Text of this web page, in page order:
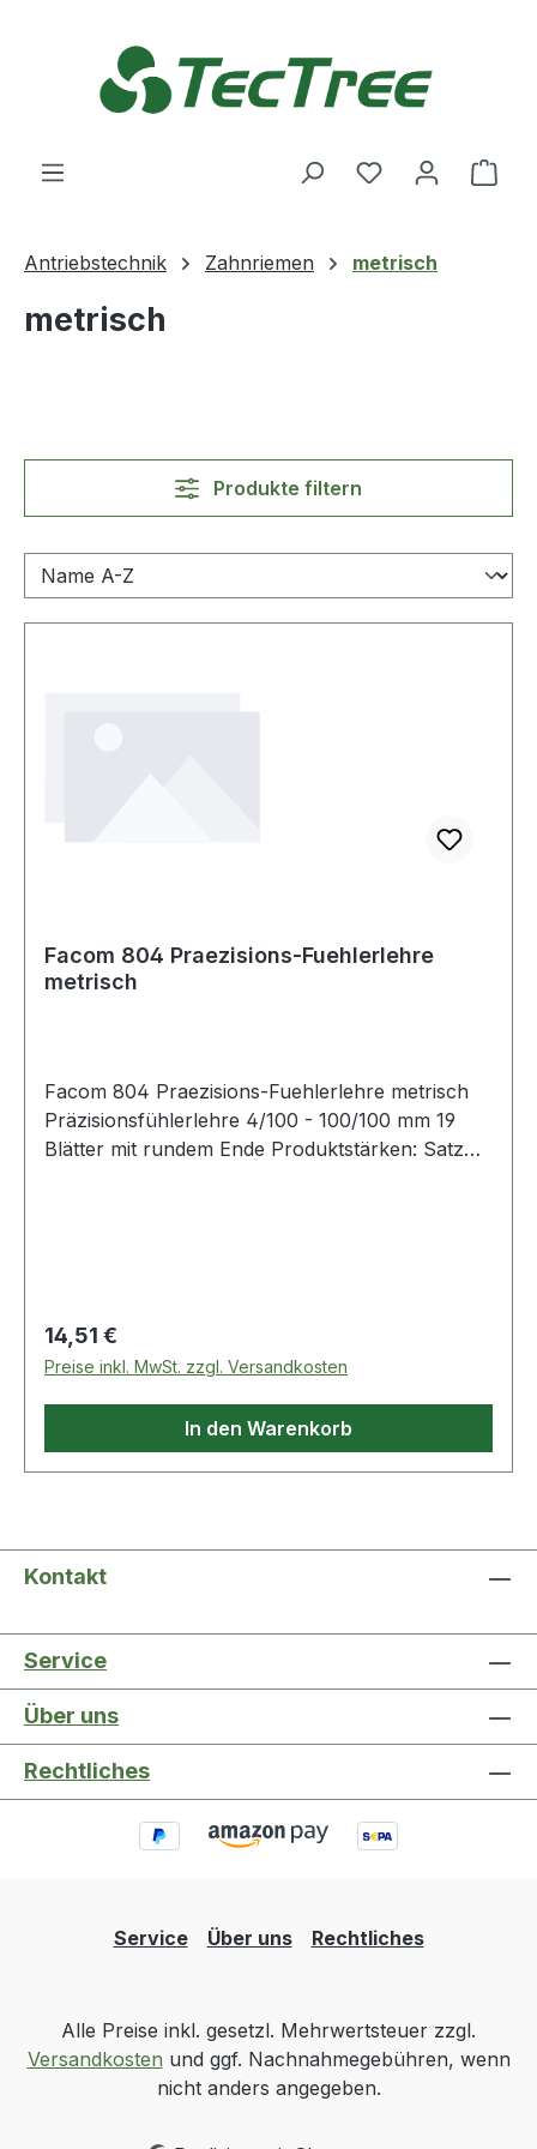
Du hast 0
Antriebstechnik Zahnriemen metrisch
metrisch
Produkte filtern
Facom 804 Praezisions-Fuehlerlehre
metrisch
Facom 804 Praezisions-Fuehlerlehre metrisch
Präzisionsfühlerlehre 4/100 - 100/100 mm 19
Blätter mit rundem Ende Produktstärken: Satz
Regulärer Preis:
14,51 €
Preise inkl. MwSt. zzgl. Versandkosten
In den Warenkorb
Kontakt
Service
Über uns
Rechtliches
Service Über uns Rechtliches
Alle Preise inkl. gesetzl. Mehrwertsteuer zzgl.
Versandkosten und ggf. Nachnahmegebühren, wenn
nicht anders angegeben.